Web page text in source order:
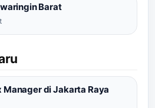
Barat
Manager di Jakarta Raya